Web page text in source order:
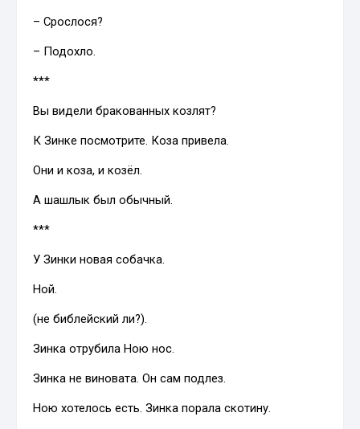
– Срослося?
– Подохло.
***
Вы видели бракованных козлят?
К Зинке посмотрите. Коза привела.
Они и коза, и козёл.
А шашлык был обычный.
***
У Зинки новая собачка.
Ной.
(не библейский ли?).
Зинка отрубила Ною нос.
Зинка не виновата. Он сам подлез.
Ною хотелось есть. Зинка порала скотину.